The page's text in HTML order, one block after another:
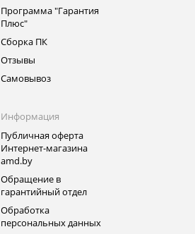
Программа "Гарантия
Плюс"
Сборка ПК
Отзывы
Самовывоз
Информация
Публичная оферта
Интернет-магазина
amd.by
Обращение в
гарантийный отдел
Обработка
персональных данных